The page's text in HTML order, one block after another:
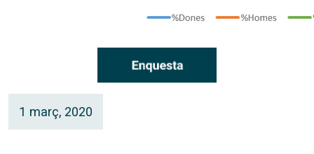
1 març, 2020